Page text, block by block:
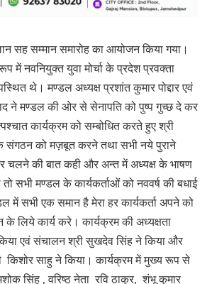
सह सम्मान समारोह का आयोजन किया गया।
में नवनियुक्त युवा मोर्चा के प्रदेश प्रवक्ता
थे। मण्डल अध्यक्ष प्रशांत कुमार पोद्दार एवं
ने मण्डल की ओर से सेनापति को पुष्प गुच्छ दे कर
कार्यक्रम को सम्बोधित करते हुए श्री
संगठन को मज़बूत करने तथा सभी नये पुराने
चलने की बात कही और अन्त में अध्यक्ष के भाषण
तो सभी मण्डल के कार्यकर्ताओं को नववर्ष की बधाई
में सभी एक समान है मेरा हर कार्यकर्ता अपने को
लिये कार्य करे। कार्यक्रम की अध्यक्षता
किया एवं संचालन श्री सुखदेव सिंह ने किया और
किशोर साहु ने किया। कार्यक्रम में मुख्य रूप से
सिंह , वरिष्ठ नेता रवि ठाकुर, शंभू कुमार